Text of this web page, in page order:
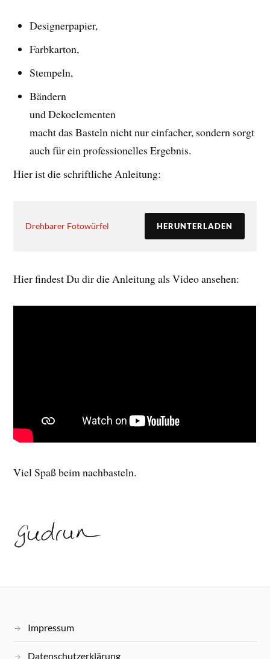
Designerpapier,
Farbkarton,
Stempeln,
Bändern
und Dekoelementen
macht das Basteln nicht nur einfacher, sondern sorgt
auch für ein professionelles Ergebnis.
Hier ist die schriftliche Anleitung:
Drehbarer Fotowürfel HERUNTERLADEN
Hier findest Du dir die Anleitung als Video ansehen:
Viel Spaß beim nachbasteln.
Impressum
Datenschutzerklärung